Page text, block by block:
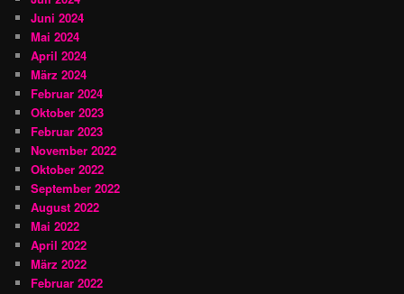
Juni 2024
Mai 2024
April 2024
März 2024
Februar 2024
Oktober 2023
Februar 2023
November 2022
Oktober 2022
September 2022
August 2022
Mai 2022
April 2022
März 2022
Februar 2022